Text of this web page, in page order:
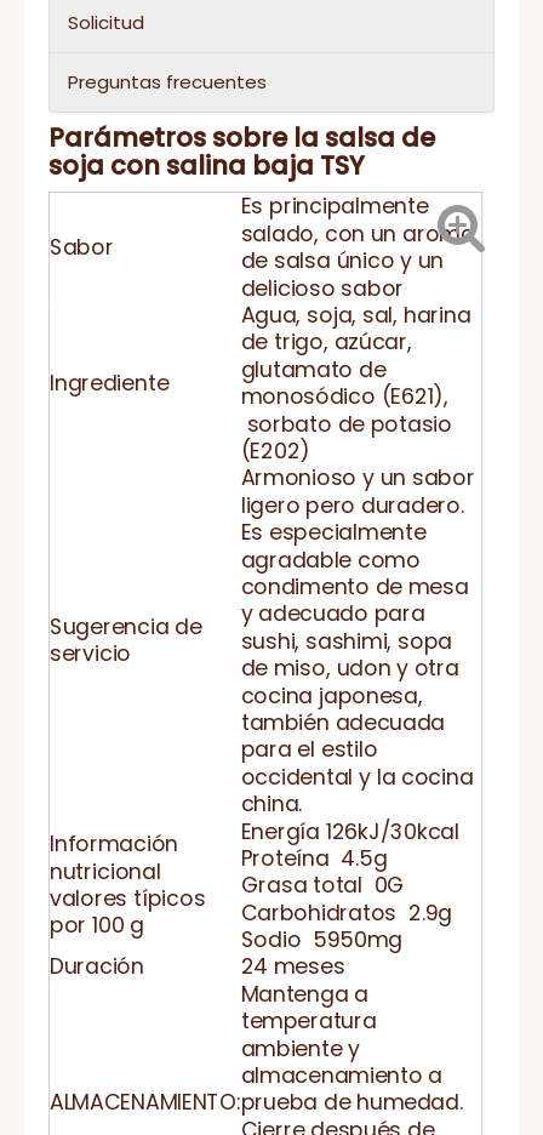
Solicitud
Preguntas frecuentes
Parámetros sobre la salsa de
soja con salina baja TSY
Sabor
Es principalmente
salado, con un aroma
de salsa único y un
delicioso sabor
Ingrediente
Agua, soja, sal, harina
de trigo, azúcar,
glutamato de
monosódico (E621),
sorbato de potasio
(E202)
Sugerencia de
servicio
Armonioso y un sabor
ligero pero duradero.
Es especialmente
agradable como
condimento de mesa
y adecuado para
sushi, sashimi, sopa
de miso, udon y otra
cocina japonesa,
también adecuada
para el estilo
occidental y la cocina
china.
Información
nutricional
valores típicos
por 100 g
Energía 126kJ/30kcal
Proteína 4.5g
Grasa total 0G
Carbohidratos 2.9g
Sodio 5950mg
Duración 24 meses
ALMACENAMIENTO:
Mantenga a
temperatura
ambiente y
almacenamiento a
prueba de humedad.